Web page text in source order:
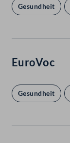
Gesundheit
EuroVoc
Gesundheit